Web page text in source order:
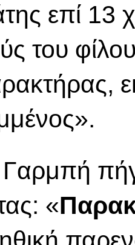
επί 13
του
Γαρμπή
«